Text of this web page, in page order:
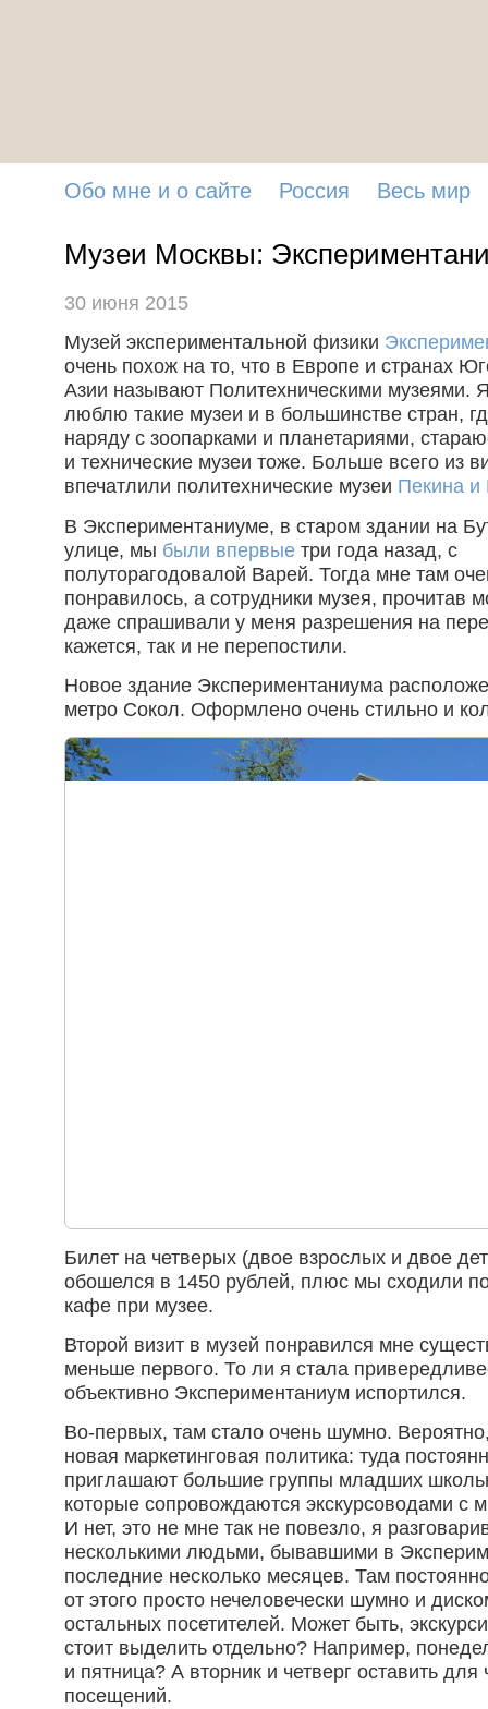
Обо мне и о сайте Россия Весь мир
Музеи Москвы:
30 июня 2015
Музей экспериментальной физики
очень похож на то, что в Европе и странах
Азии называют Политехническими музеями.
люблю такие музеи и в большинстве стран,
наряду с зоопарками и планетариями,
и технические музеи тоже. Больше всего из
впечатлили политехнические музеи Пекина
В Экспериментаниуме, в старом здании на
улице, мы были впервыетри года назад, с
полуторагодовалой Варей. Тогда мне там
понравилось, а сотрудники музея, прочитав
даже спрашивали у меня разрешения на
кажется, так и не перепостили.
Новое здание Экспериментаниума
метро Сокол. Оформлено очень стильно и
Билет на четверых (двое взрослых и двое
обошелся в 1450 рублей, плюс мы сходили
кафе при музее.
Второй визит в музей понравился мне
меньше первого. То ли я стала
объективно Экспериментаниум испортился.
Во-первых, там стало очень шумно.
новая маркетинговая политика: туда
приглашают большие группы младших
которые сопровождаются экскурсоводами с
И нет, это не мне так не повезло, я
несколькими людьми, бывавшими в
последние несколько месяцев. Там
от этого просто нечеловечески шумно и
остальных посетителей. Может быть,
стоит выделить отдельно? Например,
и пятница? А вторник и четверг оставить для
посещений.